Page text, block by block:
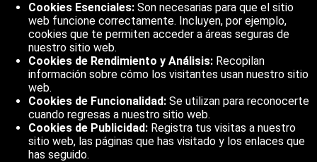
Cookies Esenciales: Son necesarias para que el sitio
web funcione correctamente. Incluyen, por ejemplo,
cookies que te permiten acceder a áreas seguras de
nuestro sitio web.
Cookies de Rendimiento y Análisis: Recopilan
información sobre cómo los visitantes usan nuestro sitio
web.
Cookies de Funcionalidad: Se utilizan para reconocerte
cuando regresas a nuestro sitio web.
Cookies de Publicidad: Registra tus visitas a nuestro
sitio web, las páginas que has visitado y los enlaces que
has seguido.